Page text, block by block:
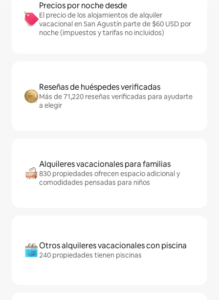
Precios por noche desde
El precio de los alojamientos de alquiler
vacacional en San Agustín parte de $60 USD por
noche (impuestos y tarifas no incluidos)
Reseñas de huéspedes verificadas
Más de 71,220 reseñas verificadas para ayudarte
a elegir
Alquileres vacacionales para familias
830 propiedades ofrecen espacio adicional y
comodidades pensadas para niños
Otros alquileres vacacionales con piscina
240 propiedades tienen piscinas